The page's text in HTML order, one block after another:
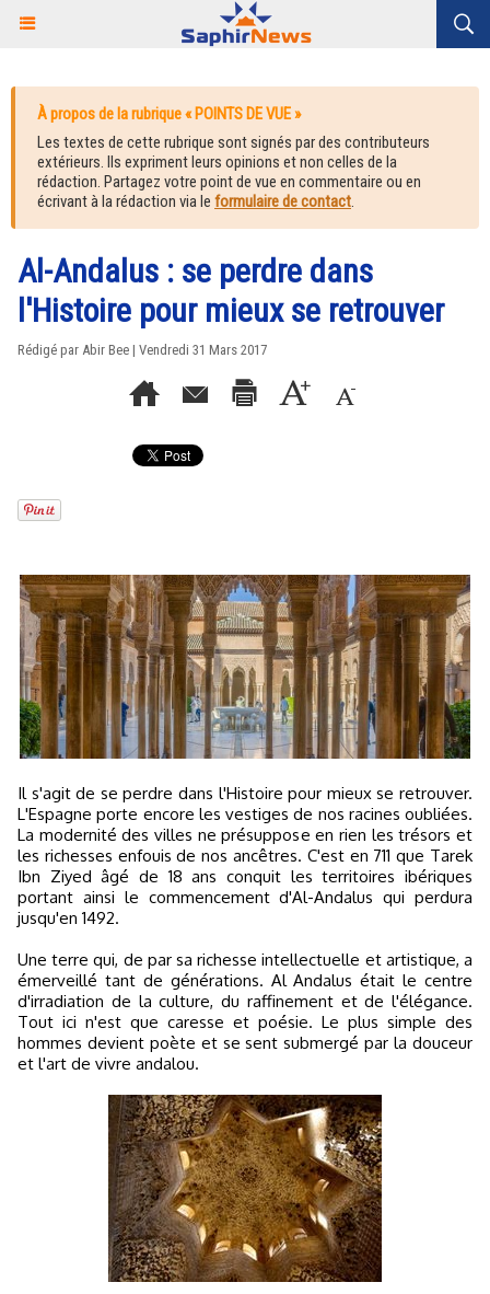
À propos de la rubrique « POINTS DE VUE »
Les textes de cette rubrique sont signés par des contributeurs
extérieurs. Ils expriment leurs opinions et non celles de la
rédaction. Partagez votre point de vue en commentaire ou en
écrivant à la rédaction via le formulaire de contact.
Al-Andalus : se perdre dans
l'Histoire pour mieux se retrouver
Rédigé par Abir Bee | Vendredi 31 Mars 2017
Il s'agit de se perdre dans l'Histoire pour mieux se retrouver.
L'Espagne porte encore les vestiges de nos racines oubliées.
La modernité des villes ne présuppose en rien les trésors et
les richesses enfouis de nos ancêtres. C'est en 711 que Tarek
Ibn Ziyed âgé de 18 ans conquit les territoires ibériques
portant ainsi le commencement d'Al-Andalus qui perdura
jusqu'en 1492.
Une terre qui, de par sa richesse intellectuelle et artistique, a
émerveillé tant de générations. Al Andalus était le centre
d'irradiation de la culture, du raffinement et de l'élégance.
Tout ici n'est que caresse et poésie. Le plus simple des
hommes devient poète et se sent submergé par la douceur
et l'art de vivre andalou.